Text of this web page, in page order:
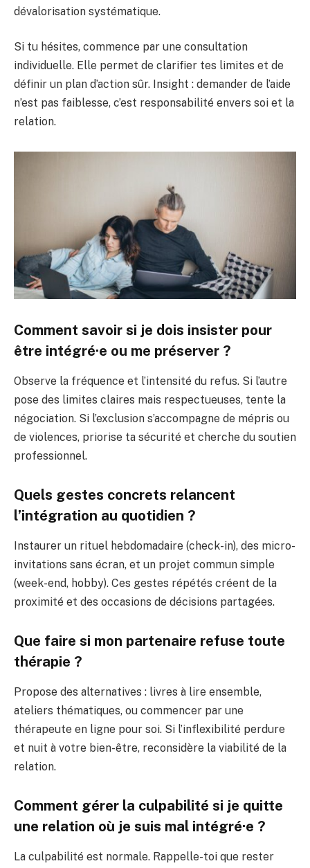
dévalorisation systématique.
Si tu hésites, commence par une consultation
individuelle. Elle permet de clarifier tes limites et de
définir un plan d’action sûr. Insight : demander de l’aide
n’est pas faiblesse, c’est responsabilité envers soi et la
relation.
Comment savoir si je dois insister pour
être intégré·e ou me préserver ?
Observe la fréquence et l’intensité du refus. Si l’autre
pose des limites claires mais respectueuses, tente la
négociation. Si l’exclusion s’accompagne de mépris ou
de violences, priorise ta sécurité et cherche du soutien
professionnel.
Quels gestes concrets relancent
l’intégration au quotidien ?
Instaurer un rituel hebdomadaire (check-in), des micro-
invitations sans écran, et un projet commun simple
(week-end, hobby). Ces gestes répétés créent de la
proximité et des occasions de décisions partagées.
Que faire si mon partenaire refuse toute
thérapie ?
Propose des alternatives : livres à lire ensemble,
ateliers thématiques, ou commencer par une
thérapeute en ligne pour soi. Si l’inflexibilité perdure
et nuit à votre bien-être, reconsidère la viabilité de la
relation.
Comment gérer la culpabilité si je quitte
une relation où je suis mal intégré·e ?
La culpabilité est normale. Rappelle-toi que rester